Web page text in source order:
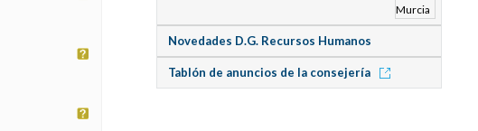
Novedades D.G. Recursos Humanos
Tablón de anuncios de la consejería